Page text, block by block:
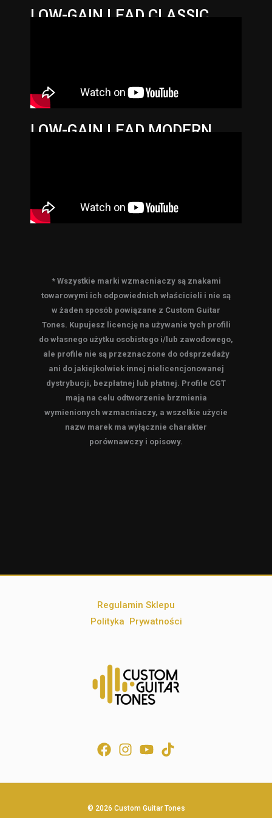
LOW-GAIN LEAD CLASSIC
LOW-GAIN LEAD MODERN
* Wszystkie marki wzmacniaczy są znakami
towarowymi ich odpowiednich właścicieli i nie są
w żaden sposób powiązane z Custom Guitar
Tones. Kupujesz licencję na używanie tych profili
do własnego użytku osobistego i/lub zawodowego,
ale profile nie są przeznaczone do odsprzedaży
ani do jakiejkolwiek innej nielicencjonowanej
dystrybucji, bezpłatnej lub płatnej. Profile CGT
mają na celu odtworzenie brzmienia
wymienionych wzmacniaczy, a wszelkie użycie
nazw marek ma wyłącznie charakter
porównawczy i opisowy.
Regulamin Sklepu
Polityka Prywatności
© 2026 Custom Guitar Tones